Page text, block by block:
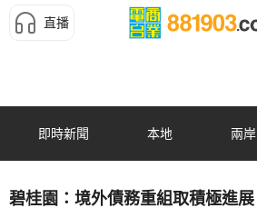
直播
即時新聞 本地 兩岸
碧桂園：境外債務重組取積極進展